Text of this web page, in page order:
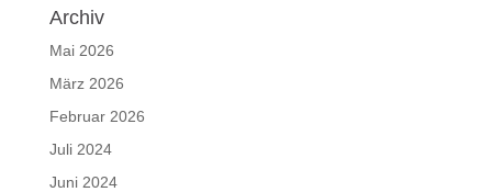
Archiv
Mai 2026
März 2026
Februar 2026
Juli 2024
Juni 2024